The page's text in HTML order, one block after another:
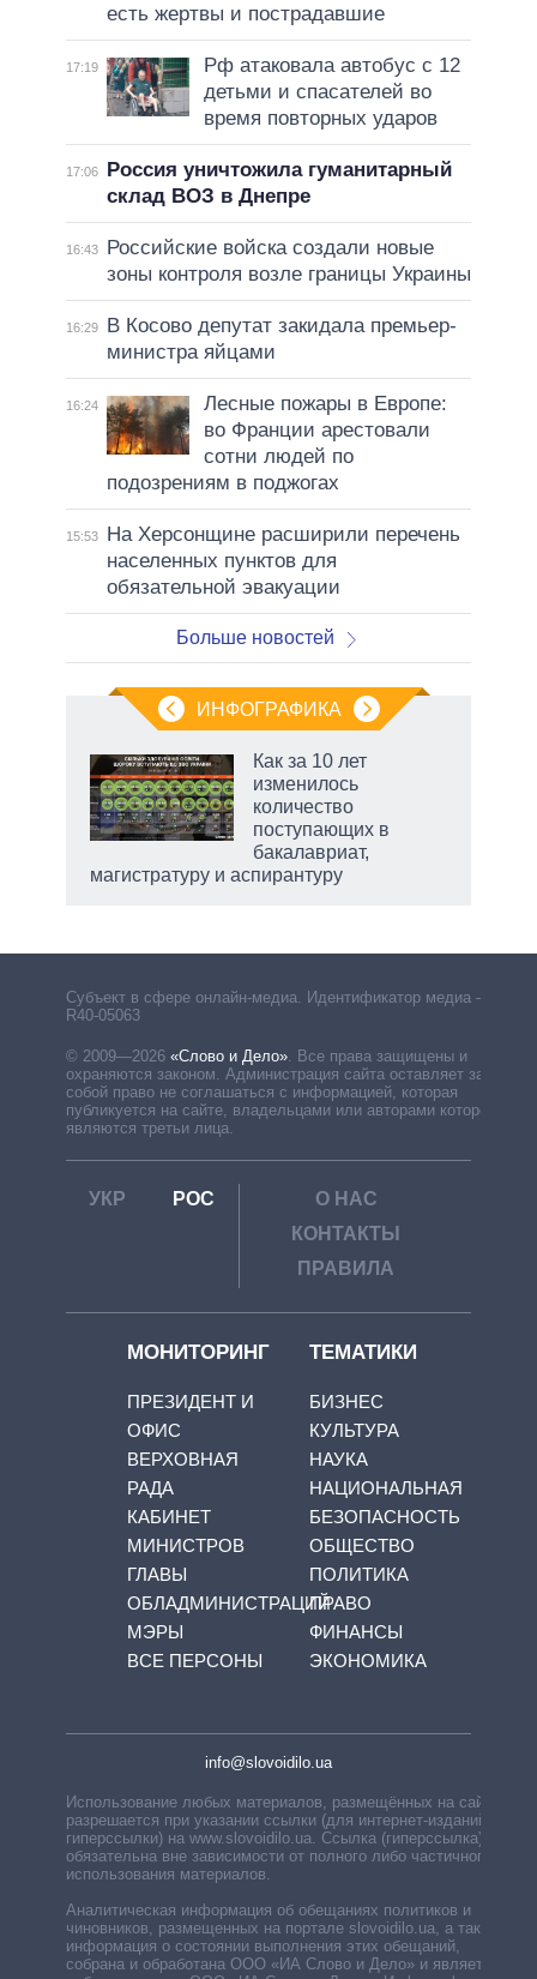
есть жертвы и пострадавшие
17:19
Рф атаковала автобус с 12
детьми и спасателей во
время повторных ударов
17:06
Россия уничтожила гуманитарный
склад ВОЗ в Днепре
16:43
Российские войска создали новые
зоны контроля возле границы Украины
16:29
В Косово депутат закидала премьер-
министра яйцами
16:24
Лесные пожары в Европе:
во Франции арестовали
сотни людей по
подозрениям в поджогах
15:53
На Херсонщине расширили перечень
населенных пунктов для
обязательной эвакуации
Больше новостей
ИНФОГРАФИКА
Как за 10 лет
изменилось
количество
поступающих в
бакалавриат,
магистратуру и аспирантуру
Субъект в сфере онлайн-медиа. Идентификатор медиа –
R40-05063
© 2009—2026 «Слово и Дело»
Все права защищены и
охраняются законом. Администрация сайта оставляет за
собой право не соглашаться с информацией, которая
публикуется на сайте, владельцами или авторами которой
являются третьи лица.
УКР РОС
О НАС
КОНТАКТЫ
ПРАВИЛА
МОНИТОРИНГ
ПРЕЗИДЕНТ И
ОФИС
ВЕРХОВНАЯ
РАДА
КАБИНЕТ
МИНИСТРОВ
ГЛАВЫ
ОБЛАДМИНИСТРАЦИЙ
МЭРЫ
ВСЕ ПЕРСОНЫ
ТЕМАТИКИ
БИЗНЕС
КУЛЬТУРА
НАУКА
НАЦИОНАЛЬНАЯ
БЕЗОПАСНОСТЬ
ОБЩЕСТВО
ПОЛИТИКА
ПРАВО
ФИНАНСЫ
ЭКОНОМИКА
info@slovoidilo.ua
Использование любых материалов, размещённых на сайте,
разрешается при указании ссылки (для интернет-изданий —
гиперссылки) на www.slovoidilo.ua. Ссылка (гиперссылка)
обязательна вне зависимости от полного либо частичного
использования материалов.
Аналитическая информация об обещаниях политиков и
чиновников, размещенных на портале slovoidilo.ua, а также
информация о состоянии выполнения этих обещаний,
собрана и обработана ООО «ИА Слово и Дело» и является